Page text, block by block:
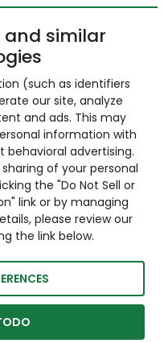
and similar
(such as identifiers
our site, analyze
and ads. This may
information with
advertising.
of your personal
the "Do Not Sell or
link or by managing
please review our
the link below.